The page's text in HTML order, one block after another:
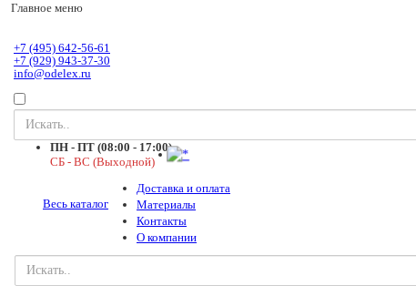
Главное меню
+7 (495) 642-56-61
+7 (929) 943-37-30
info@odelex.ru
ПН - ПТ (08:00 - 17:00)
СБ - ВС (Выходной)
Весь каталог
Доставка и оплата
Материалы
Контакты
О компании